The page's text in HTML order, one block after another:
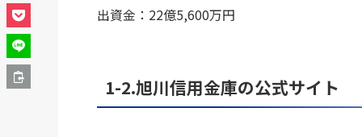
出資金：22億5,600万円
1-2.旭川信用金庫の公式サイト